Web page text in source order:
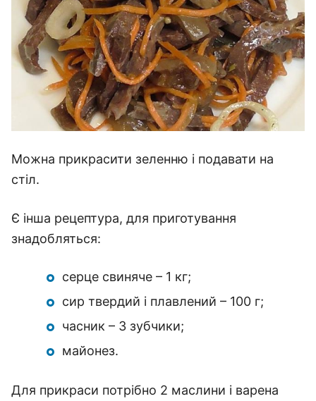
Можна прикрасити зеленню і подавати на
стіл.
Є інша рецептура, для приготування
знадобляться:
серце свиняче – 1 кг;
сир твердий і плавлений – 100 г;
часник – 3 зубчики;
майонез.
Для прикраси потрібно 2 маслини і варена